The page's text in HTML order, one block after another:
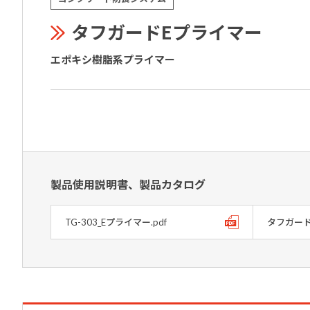
タフガードEプライマー
エポキシ樹脂系プライマー
製品使用説明書、製品カタログ
TG-303_Eプライマー.pdf タフガー